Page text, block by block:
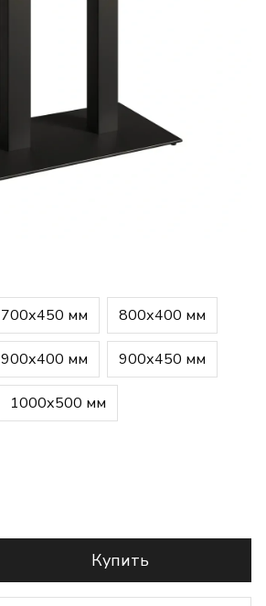
700х450 мм 800х400 мм
900х400 мм 900х450 мм
1000х500 мм
Купить